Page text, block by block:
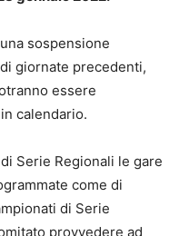
sospensione
giornate precedenti,
essere
calendario.
Serie Regionali le gare
come di
di Serie
provvedere ad